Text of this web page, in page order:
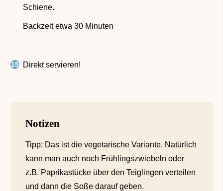
Schiene.
Backzeit etwa 30 Minuten
Direkt servieren!
Notizen
Tipp: Das ist die vegetarische Variante. Natürlich
kann man auch noch Frühlingszwiebeln oder
z.B. Paprikastücke über den Teiglingen verteilen
und dann die Soße darauf geben.